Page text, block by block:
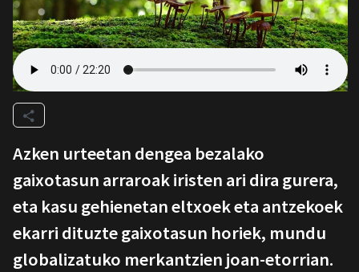
Azken urteetan dengea bezalako
gaixotasun arraroak iristen ari dira gurera,
eta kasu gehienetan eltxoek eta antzekoek
ekarri dituzte gaixotasun horiek, mundu
globalizatuko merkantzien joan-etorrian.